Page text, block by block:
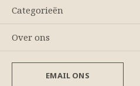
Categorieën
Over ons
EMAIL ONS